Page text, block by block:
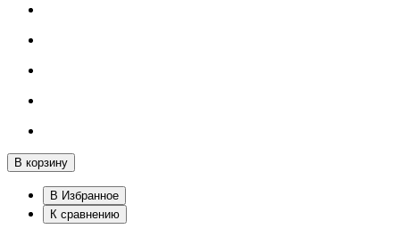
В корзину
В Избранное
К сравнению